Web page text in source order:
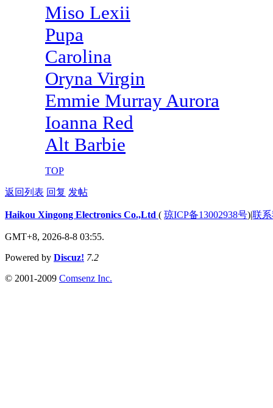
Miso Lexii
Pupa
Carolina
Oryna Virgin
Emmie Murray Aurora
Ioanna Red
Alt Barbie
TOP
返回列表 回复 发帖
Haikou Xingong Electronics Co.,Ltd ( 琼ICP备13002938号)|联
GMT+8, 2026-8-8 03:55.
Powered by Discuz! 7.2
© 2001-2009 Comsenz Inc.